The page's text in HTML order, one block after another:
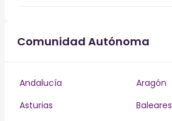
Comunidad Autónoma
Andalucía
Aragón
Asturias
Baleares